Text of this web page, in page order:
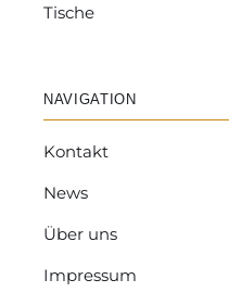
Tische
NAVIGATION
Kontakt
News
Über uns
Impressum